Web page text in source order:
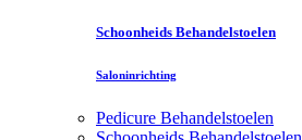
Schoonheids Behandelstoelen
Saloninrichting
Pedicure Behandelstoelen